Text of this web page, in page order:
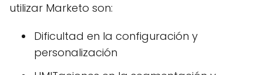
utilizar Marketo son:
Dificultad en la configuración y
personalización